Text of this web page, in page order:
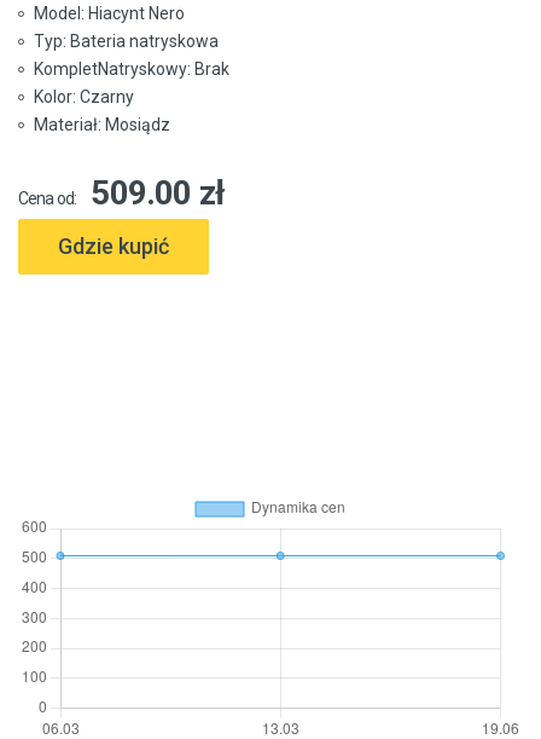
Model: Hiacynt Nero
Typ: Bateria natryskowa
KompletNatryskowy: Brak
Kolor: Czarny
Materiał: Mosiądz
Cena od: 509.00 zł
Gdzie kupić